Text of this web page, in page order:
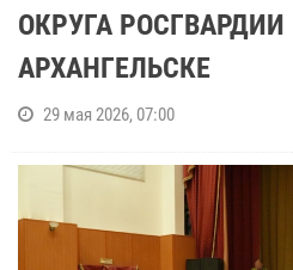
ОКРУГА
АРХАНГЕЛЬСКЕ
29 мая 2026, 07:00